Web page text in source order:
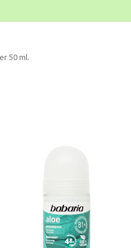
50 ml.